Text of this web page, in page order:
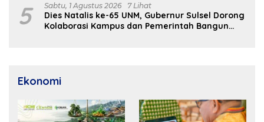
5 Sabtu, 1 Agustus 2026 7 Lihat
Dies Natalis ke-65 UNM, Gubernur Sulsel Dorong
Kolaborasi Kampus dan Pemerintah Bangun
Ekonomi